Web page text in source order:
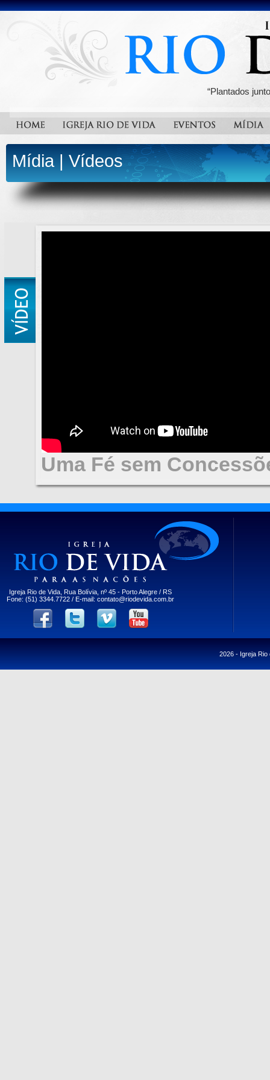
“Plantados
Mídia|Vídeos
Uma Fé sem
Igreja Rio de Vida, Rua Bolívia, nº 45 - Porto Alegre / RS
Fone: (51) 3344.7722 / E-mail:contato@riodevida.com.br
2026 - Igreja Rio